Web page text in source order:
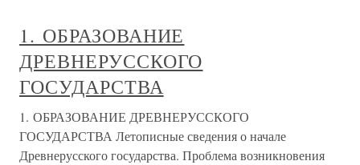
1. ОБРАЗОВАНИЕ
ДРЕВНЕРУССКОГО
ГОСУДАРСТВА
1. ОБРАЗОВАНИЕ ДРЕВНЕРУССКОГО
ГОСУДАРСТВА Летописные сведения о начале
Древнерусского государства. Проблема возникновения